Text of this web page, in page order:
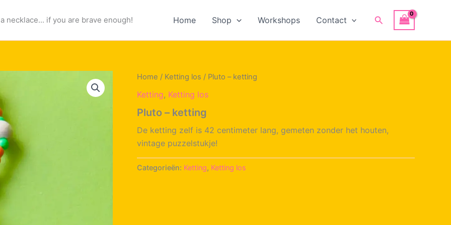
necklace... if you are brave enough! Home Shop Workshops Contact Zoeken
Home / Ketting los / Pluto – ketting
Ketting, Ketting los
Pluto – ketting
De ketting zelf is 42 centimeter lang, gemeten zonder het houten,
vintage puzzelstukje!
Categorieën: Ketting, Ketting los